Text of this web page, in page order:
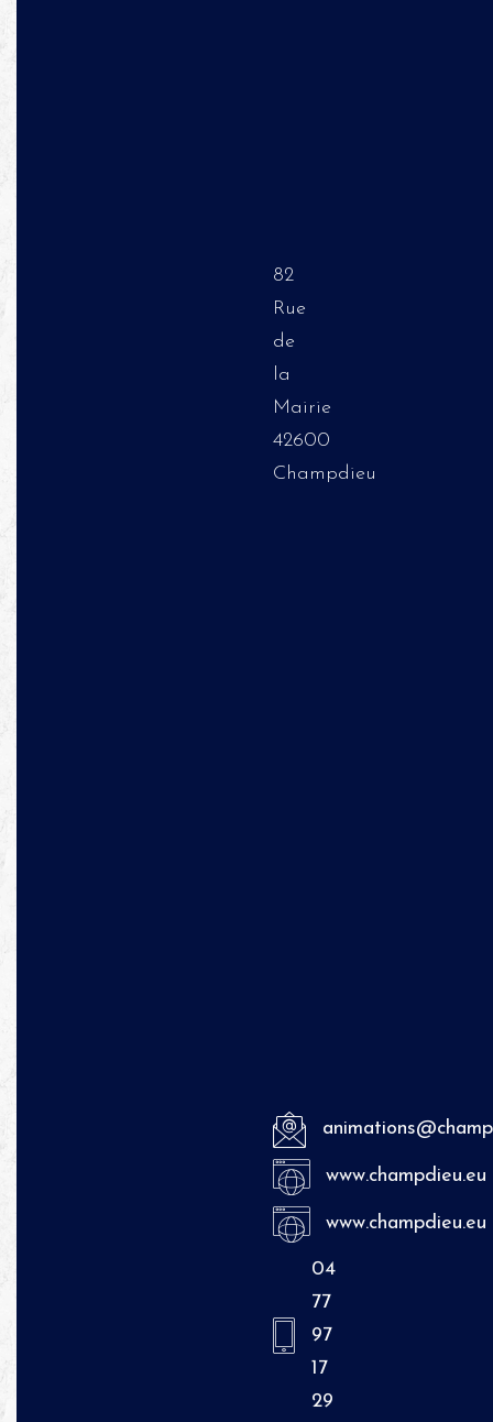
82
Rue
de
la
Mairie
42600
Champdieu
www.champdieu.eu
www.champdieu.eu
04
77
97
17
29